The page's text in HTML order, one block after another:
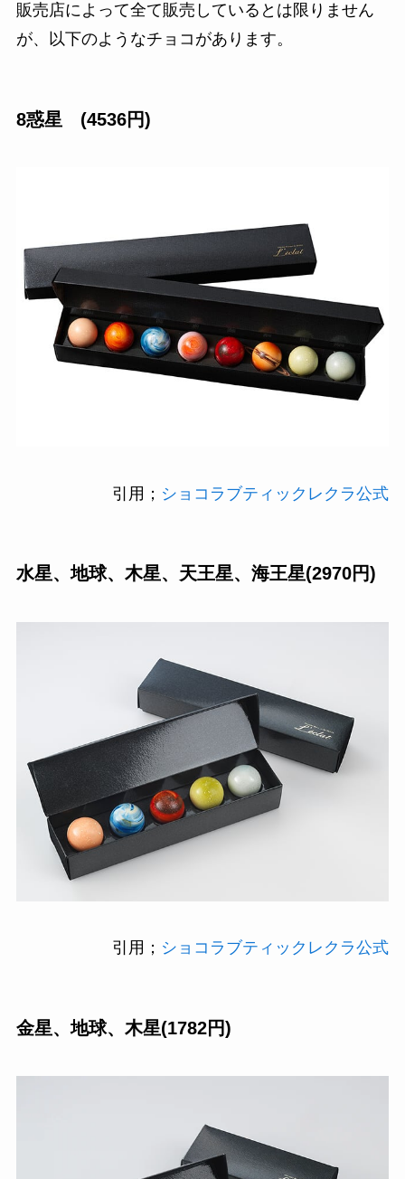
販売店によって全て販売しているとは限りません
が、以下のようなチョコがあります。
8惑星 (4536円)
引用； ショコラブティックレクラ公式
水星、地球、木星、天王星、海王星(2970円)
引用； ショコラブティックレクラ公式
金星、地球、木星(1782円)